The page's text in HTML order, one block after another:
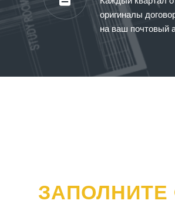
оригиналы
на ваш почтовый